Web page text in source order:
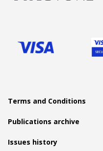
Terms and Conditions
Publications archive
Issues history